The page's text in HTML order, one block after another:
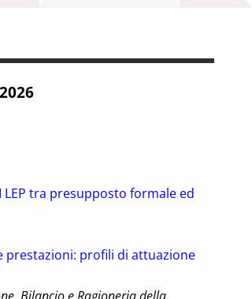
Market Areas in Tuscany
tra presupposto formale ed
prestazioni: profili di attuazione